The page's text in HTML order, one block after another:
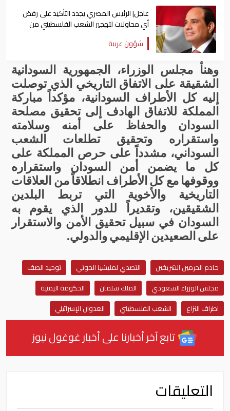
عاجل| الرئيس المصري يجدد التأكيد على رفض
أي محاولات لتهجير الشعب الفلسطيني من
أرضه
شؤون عربية
وهنأ مجلس الوزراء، الجمهورية
السودانية
الشقيقة على الاتفاق التاريخي الذي توصلت
إليه كل الأطراف السودانية، مؤكداً
مباركة
المملكة للاتفاق الهادف إلى تحقيق مصلحة
السودان
والحفاظ على أمنه
وسلامته
واستقراره
وتحقيق تطلعات
الشعب
السوداني، مشدداً على حرص المملكة على
كل
ما يضمن أمن السودان
واستقراره
ووقوفها مع كل الأطراف انطلاقاً من العلاقات
التاريخية
والأخوية التي تربط
البلدين
الشقيقين،
وتقديراً للدور الذي يقوم
به
السودان في سبيل تحقيق الأمن والاستقرار
على الصعيدين الإقليمي والدولي.
خادم الحرمين الشريفين التصدي لمليشيا الحوثي
توحيد الصف
مجلس الوزراء السعودي
الملك سلمان
الحكومة اليمنية
اطراف النزاع
الشعب الفلسطيني العدوان الإسرائيلي
تابع آخر أخبارنا على أخبار غوغول نيوز
التعليقات